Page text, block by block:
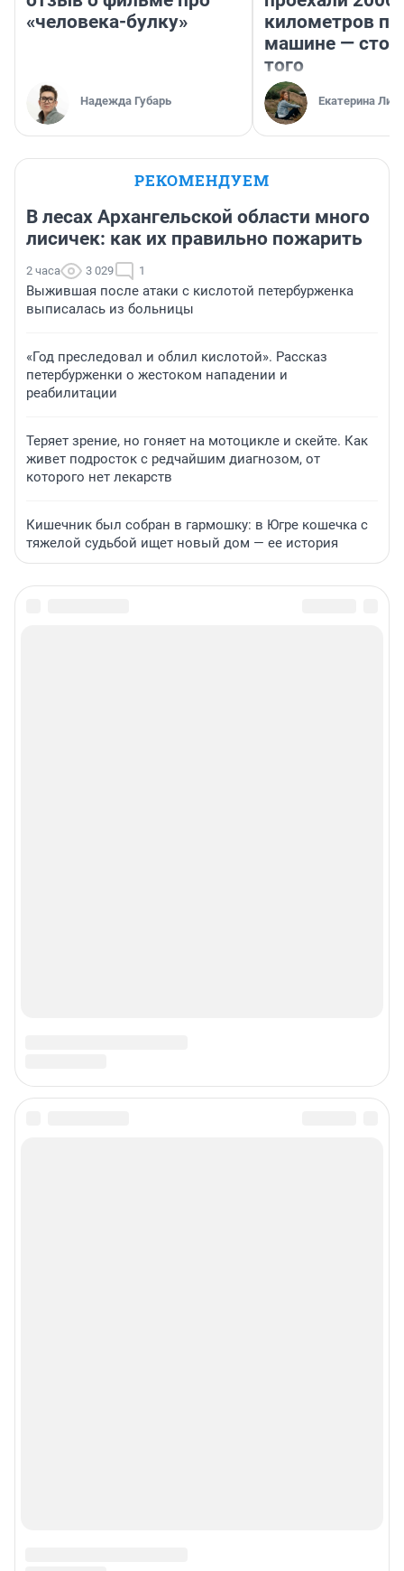
«человека-булку»
Надежда Губарь
километров по
машине —
того
Екатерина
РЕКОМЕНДУЕМ
В лесах Архангельской области много
лисичек: как их правильно пожарить
2 часа 3 029 1
Выжившая после атаки с кислотой петербурженка
выписалась из больницы
«Год преследовал и облил кислотой». Рассказ
петербурженки о жестоком нападении и
реабилитации
Теряет зрение, но гоняет на мотоцикле и скейте. Как
живет подросток с редчайшим диагнозом, от
которого нет лекарств
Кишечник был собран в гармошку: в Югре кошечка с
тяжелой судьбой ищет новый дом — ее история